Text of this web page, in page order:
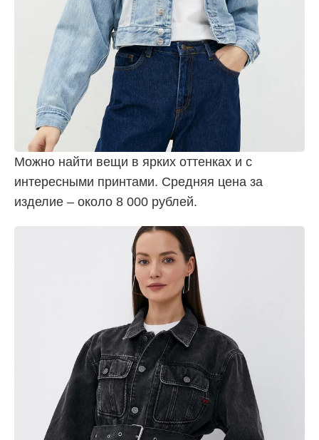
Можно найти вещи в ярких оттенках и с
интересными принтами. Средняя цена за
изделие – около 8 000 рублей.